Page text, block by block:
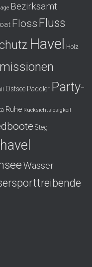
Bezirksamt
Floss Fluss
Havel Holz
Ostsee Paddler Party-
Ruhe Rücksichtslosigkeit
Steg
Wasser